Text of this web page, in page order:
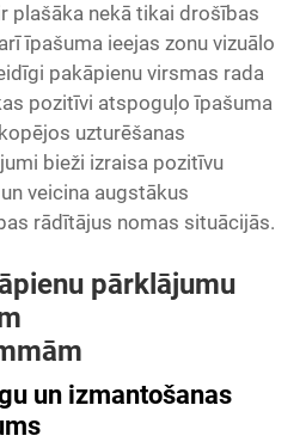
plašāka nekā tikai drošības
īpašuma ieejas zonu vizuālo
pakāpienu virsmas rada
pozitīvi atspoguļo īpašuma
uzturēšanas
bieži izraisa pozitīvu
veicina augstākus
rādītājus nomas situācijās.
pārklājumu
un izmantošanas